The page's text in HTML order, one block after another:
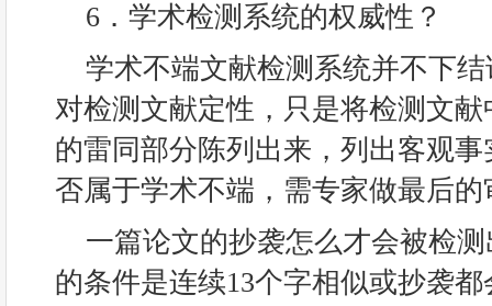
6．学术检测系统的权威性？
学术不端文献检测系统并不下
对检测文献定性，只是将检测文
的雷同部分陈列出来，列出客观
否属于学术不端，需专家做最后
一篇论文的抄袭怎么才会被检
的条件是连续13个字相似或抄袭